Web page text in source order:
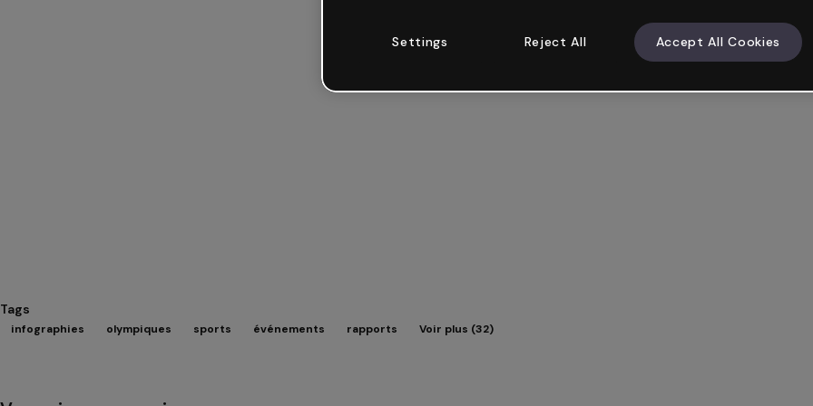
Tags
infographies olympiques sports événements rapports Voir plus (32)
Settings Reject All Accept All Cookies